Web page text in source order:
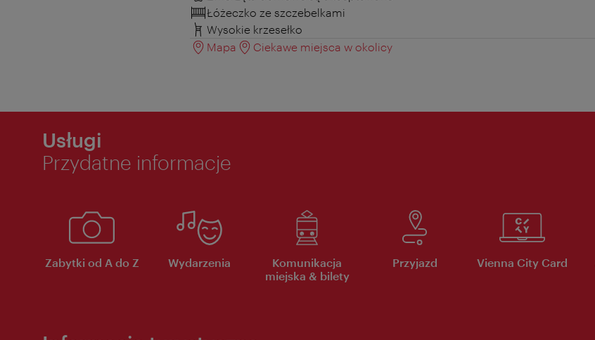
Łóżeczko ze szczebelkami
Wysokie krzesełko
Mapa
Ciekawe miejsca w okolicy
Usługi
Przydatne informacje
Zabytki od A do Z Wydarzenia
Komunikacja
miejska & bilety
Przyjazd Vienna City Card